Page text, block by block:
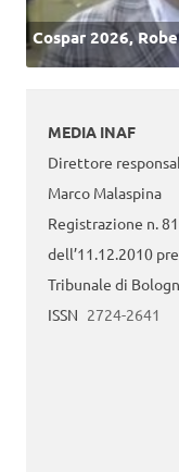
Cospar 2026,
MEDIA INAF
Direttore
Marco Malaspina
Registrazione n.
dell’11.12.2010
Tribunale di
ISSN 2724-2641